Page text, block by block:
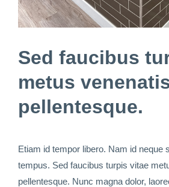
Sed faucibus
metus
pellentesque.
Etiam id tempor libero. Nam id neque
tempus. Sed faucibus turpis vitae
pellentesque. Nunc magna dolor,